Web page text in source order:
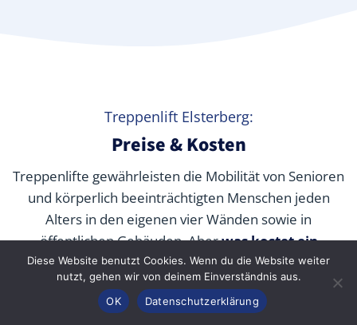
Treppenlift Elsterberg:
Preise & Kosten
Treppenlifte gewährleisten die Mobilität von Senioren
und körperlich beeinträchtigten Menschen jeden
Alters in den eigenen vier Wänden sowie in
öffentlichen Gebäuden. Aberwas kostet ein
Treppenlift wirklich? Wir verraten Ihnen die
durchschnittlichen Preise unserer Fachpartner je nach
Modell und wie Sie die Kosten durch Zuschüsse,
Konfigurator
Diese Website benutzt Cookies. Wenn du die Website weiter
nutzt, gehen wir von deinem Einverständnis aus.
OK
Datenschutzerklärung